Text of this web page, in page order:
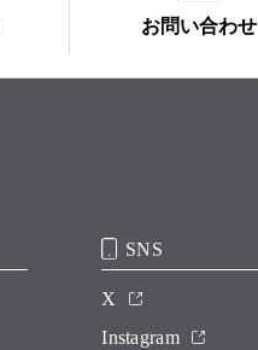
お問い合わせ
SNS
X
Instagram